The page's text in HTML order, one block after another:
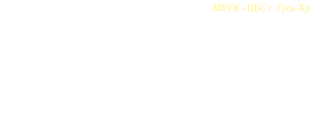
МБУК «ЦБС г. Гусь-